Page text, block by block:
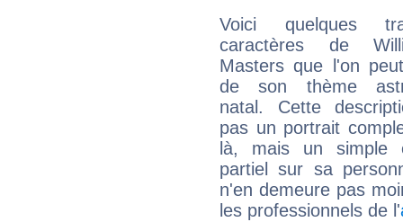
Voici quelques
caractères de
Masters que l'on
de son thème
natal. Cette
pas un portrait
là, mais un simple
partiel sur sa
n'en demeure pas
les professionnels de l'